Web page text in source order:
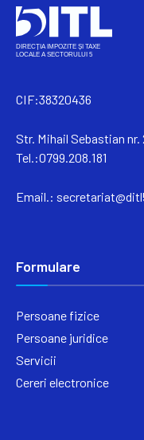
CIF:38320436
Str. Mihail Sebastian nr.
Tel.:0799.208.181
Email.:
Formulare
Persoane fizice
Persoane juridice
Servicii
Cereri electronice